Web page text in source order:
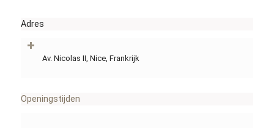
Adres
Av. Nicolas II, Nice, Frankrijk
Openingstijden